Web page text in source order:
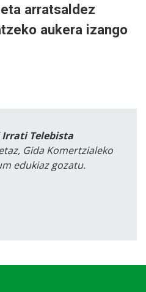
arratsaldez
aukera izango
Irrati Telebista
Gida Komertzialeko
edukiaz gozatu.